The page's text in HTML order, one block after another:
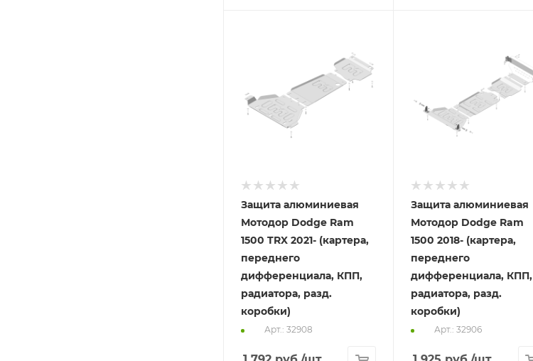
Защита алюминиевая
Мотодор Dodge Ram
1500 TRX 2021- (картера,
переднего
дифференциала, КПП,
радиатора, разд.
коробки)
Арт.: 32908
Защита алюминиевая
Мотодор Dodge Ram
1500 2018- (картера,
переднего
дифференциала, КПП,
радиатора, разд.
коробки)
Арт.: 32906